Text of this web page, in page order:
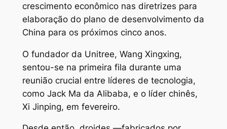
crescimento econômico nas diretrizes para
elaboração do plano de desenvolvimento da
China para os próximos cinco anos.
O fundador da Unitree, Wang Xingxing,
sentou-se na primeira fila durante uma
reunião crucial entre líderes de tecnologia,
como Jack Ma da Alibaba, e o líder chinês,
Xi Jinping, em fevereiro.